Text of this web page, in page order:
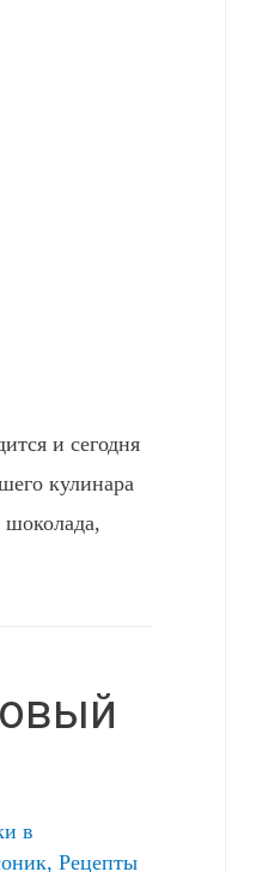
и сегодня
кулинара
в
, Рецепты